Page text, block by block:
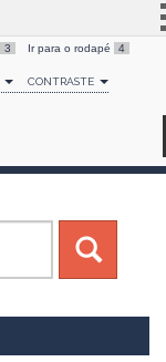
Simplifique!
Comunica BR
Canais
3 Ir para o rodapé 4
CONTRASTE